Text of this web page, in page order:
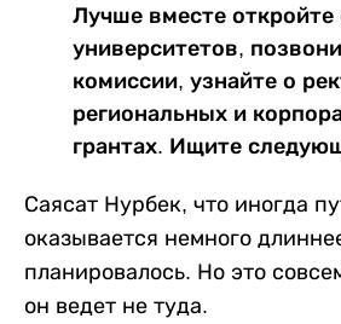
Лучше вместе откройте
университетов,
комиссии, узнайте о
региональных и
грантах. Ищите
Саясат Нурбек, что иногда
оказывается немного
планировалось. Но это
он ведет не туда.